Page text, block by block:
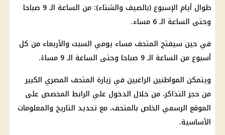
طوال أيام الإسبوع (بالصيف والشتاء): من الساعة الـ 9 صباحا
وحتى الساعة الـ 6 مساء.
في حين سيفتح المتحف مساء يومي السبت والأربعاء من كل
أسبوع من الساعة الـ 9 صباحا وحتى الساعة الـ 9 مساءً.
ويتمكن المواطنين الراغبين في زيارة المتحف المصري الكبير
من حجز التذاكر، من خلال الدخول علي الرابط المخصص على
الموقع الرسمي الخاص بالمتحف، مع تحديد التاريخ والمعلومات
الأساسية.